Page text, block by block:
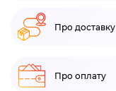
Про доставку
Про оплату